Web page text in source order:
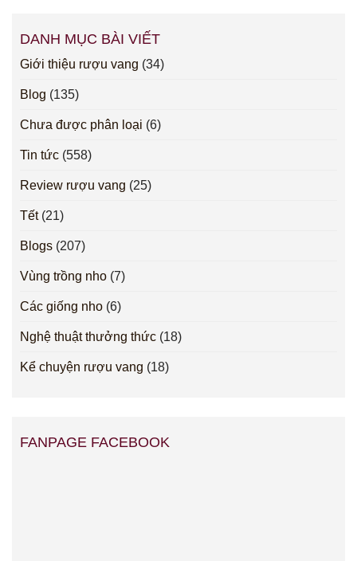
DANH MỤC BÀI VIẾT
Giới thiệu rượu vang (34)
Blog (135)
Chưa được phân loại (6)
Tin tức (558)
Review rượu vang (25)
Tết(21)
Blogs (207)
Vùng trồng nho (7)
Các giống nho (6)
Nghệ thuật thưởng thức (18)
Kể chuyện rượu vang (18)
FANPAGE FACEBOOK